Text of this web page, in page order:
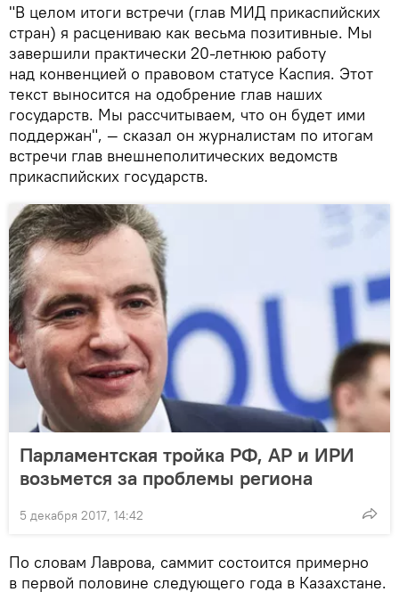
"В целом итоги встречи (глав МИД прикаспийских
стран) я расцениваю как весьма позитивные. Мы
завершили практически 20-летнюю работу
над конвенцией о правовом статусе Каспия. Этот
текст выносится на одобрение глав наших
государств. Мы рассчитываем, что он будет ими
поддержан", — сказал он журналистам по итогам
встречи глав внешнеполитических ведомств
прикаспийских государств.
Парламентская тройка РФ, АР и ИРИ
возьмется за проблемы региона
5 декабря 2017, 14:42
По словам Лаврова, саммит состоится примерно
в первой половине следующего года в Казахстане.